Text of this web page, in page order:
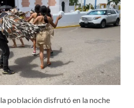
población disfrutó en la noche